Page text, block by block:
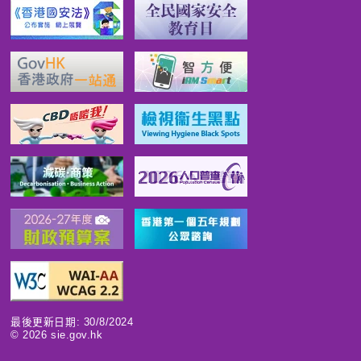
最後更新日期: 30/8/2024
© 2026 sie.gov.hk